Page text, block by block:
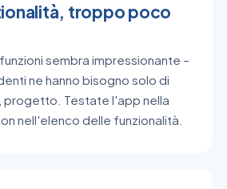
troppo poco
sembra impressionante –
ne hanno bisogno solo di
progetto. Testate l'app nella
nell'elenco delle funzionalità.